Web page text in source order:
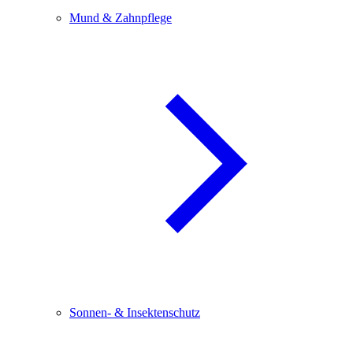
Mund & Zahnpflege
Sonnen- & Insektenschutz